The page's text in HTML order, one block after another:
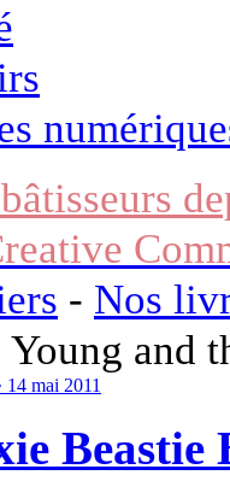
- Nos
Young and
14 mai 2011
Beastie